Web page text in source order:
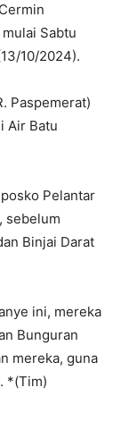
Sabtu
10/2024).
Paspemerat)
Air Batu
Pelantar
sebelum
Binjai Darat
ini, mereka
Bunguran
mereka, guna
*(Tim)